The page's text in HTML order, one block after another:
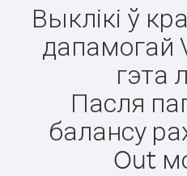
Выклікі ў
дапамогай
гэта
Пасля
балансу
Out